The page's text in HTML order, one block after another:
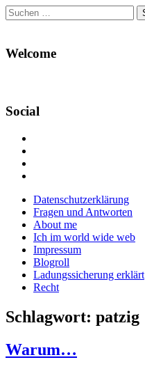
Suchen
nach:
Welcome
Social
Facebook
anzeigen
Twitter
anzeigen
auf
Instagram
anzeigen
Main
menu
Skip
content
Datenschutzerklärung
Fragen und Antworten
About me
Ich im world wide web
Impressum
Blogroll
Ladungssicherung erklärt
Recht
Schlagwort: patzig
Warum…